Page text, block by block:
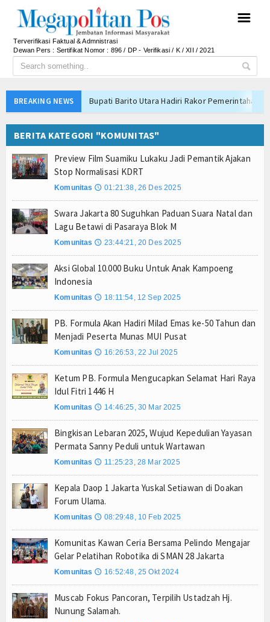
☰
Terverifikasi Faktual & Admnistrasi
Dewan Pers : Sertifikat Nomor : 896 / DP - Verifikasi / K / XII / 2021
BREAKING NEWS
Bupati Barito Utara Hadiri Rakor Pemerintahan
Anto Febrianto Tantang Pemuda Majalengka :
Bupati Majalengka Beberkan Hasil Paripurna
APBD Majalengka 2026 Naik Jadi Rp 3,14 Triliun,
Persib Gagal Juara, Ateng Sutisna Ajak
Bupati Majalengka Ajak Ribuan Bobotoh Doakan
Bupati Barito Utara Hadiri Rakor Pemerintahan
Kaji Tiru ke Bantul, Pemkab Barito Utara Dalami
Anto Febrianto Tantang Pemuda Majalengka :
Interupsi PDIP Warnai Paripurna APBD
Bupati Majalengka Beberkan Hasil Paripurna
APBD Majalengka 2026 Naik Jadi Rp 3,14 Triliun,
Persib Gagal Juara, Ateng Sutisna Ajak
Menteri UMKM Dorong APPI Perkuat Pasar
Bupati Barito Utara Hadiri Rakor Pemerintahan
Kaji Tiru ke Bantul, Pemkab Barito Utara Dalami
Anto Febrianto Tantang Pemuda Majalengka :
Bupati Majalengka Beberkan Hasil Paripurna
APBD Majalengka 2026 Naik Jadi Rp 3,14 Triliun,
Persib Gagal Juara, Ateng Sutisna Ajak
Bupati Majalengka Ajak Ribuan Bobotoh Doakan
Menteri UMKM Dorong APPI Perkuat Pasar
BERITA KATEGORI "KOMUNITAS"
Preview Film Suamiku Lukaku Jadi Pemantik Ajakan
Stop Normalisasi KDRT
Komunitas 🕔 01:21:38, 26 Des 2025
Swara Jakarta 80 Suguhkan Paduan Suara Natal dan
Lagu Betawi di Pasaraya Blok M
Komunitas 🕔 23:44:21, 20 Des 2025
Aksi Global 10.000 Buku Untuk Anak Kampoeng
Indonesia
Komunitas 🕔 18:11:54, 12 Sep 2025
PB. Formula Akan Hadiri Milad Emas ke-50 Tahun dan
Menjadi Peserta Munas MUI Pusat
Komunitas 🕔 16:26:53, 22 Jul 2025
Ketum PB. Formula Mengucapkan Selamat Hari Raya
Idul Fitri 1446 H
Komunitas 🕔 14:46:25, 30 Mar 2025
Bingkisan Lebaran 2025, Wujud Kepedulian Yayasan
Permata Sanny Peduli untuk Wartawan
Komunitas 🕔 11:25:23, 28 Mar 2025
Kepala Daop 1 Jakarta Yuskal Setiawan di Doakan
Forum Ulama.
Komunitas 🕔 08:29:48, 10 Feb 2025
Komunitas Kawan Ceria Bersama Pelindo Mengajar
Gelar Pelatihan Robotika di SMAN 28 Jakarta
Komunitas 🕔 16:52:48, 25 Okt 2024
Muscab Fokus Pancoran, Terpilih Ustadzah Hj.
Nunung Salamah.